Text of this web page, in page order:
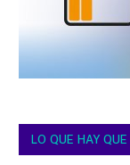
LO QUE HAY QUE